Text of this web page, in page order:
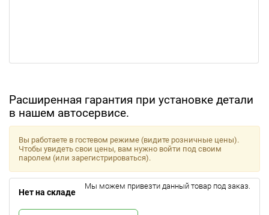
Расширенная гарантия при установке детали
в нашем автосервисе.
Вы работаете в гостевом режиме (видите розничные цены).
Чтобы увидеть свои цены, вам нужно войти под своим
паролем (или зарегистрироваться).
Нет на складе
Мы можем привезти данный товар под заказ.